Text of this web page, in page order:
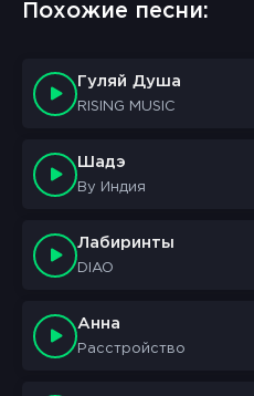
Похожие песни:
Гуляй Душа
RISING MUSIC
Шадэ
By Индия
Лабиринты
DIAO
Анна
Расстройство